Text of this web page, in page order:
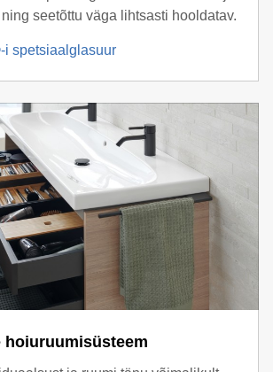
seetõttu väga lihtsasti hooldatav.
i spetsiaalglasuur
hoiuruumisüsteem